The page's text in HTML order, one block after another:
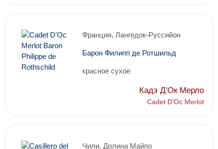
Франция, Лангедок-Руссийон
Барон Филипп де Ротшильд
красное сухое
Кадэ Д'Ок Мерло
Cadet D'Oc Merlot
Чили, Долина Майпо